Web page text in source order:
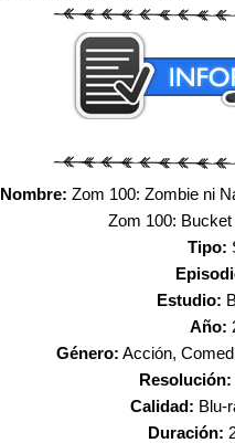
Nombre: Zom 100: Zombie ni
Zom 100:
Tipo:
Estudio:
Año:
Género: Acción,
Resolución:
Calidad: Blu-
Duración: